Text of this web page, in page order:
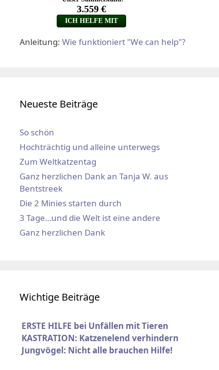
Anleitung: Wie funktioniert "We can help"?
Neueste Beiträge
So schön
Hochträchtig und alleine unterwegs
Zum Weltkatzentag
Ganz herzlichen Dank an Tanja W. aus
Bentstreek
Die 2 Minies starten durch
3 Tage…und die Welt ist eine andere
Ganz herzlichen Dank
Wichtige Beiträge
ERSTE HILFE bei Unfällen mit Tieren
KASTRATION: Katzenelend verhindern
Jungvögel: Nicht alle brauchen Hilfe!